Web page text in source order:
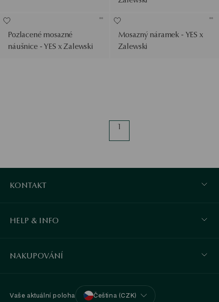
Pozlacené mosazné
náušnice - YES x Zalewski
Mosazný náramek - YES x
Zalewski
1
KONTAKT
HELP & INFO
NAKUPOVÁNÍ
Vaše aktuální poloha Čeština (CZK)